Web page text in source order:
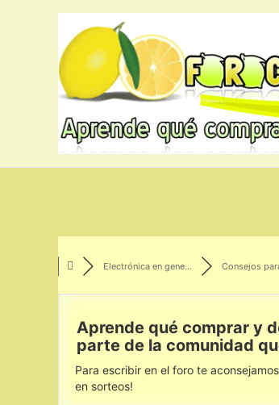
Electrónica en gene... Consejos
Aprende qué comprar y
parte de la comunidad
Para escribir en el foro te
en sorteos!